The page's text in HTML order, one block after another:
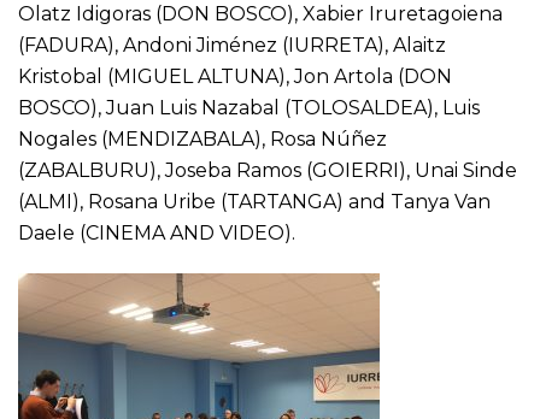
Olatz Idigoras (DON BOSCO), Xabier Iruretagoiena
(FADURA), Andoni Jiménez (IURRETA), Alaitz
Kristobal (MIGUEL ALTUNA), Jon Artola (DON
BOSCO), Juan Luis Nazabal (TOLOSALDEA), Luis
Nogales (MENDIZABALA), Rosa Núñez
(ZABALBURU), Joseba Ramos (GOIERRI), Unai Sinde
(ALMI), Rosana Uribe (TARTANGA) and Tanya Van
Daele (CINEMA AND VIDEO).